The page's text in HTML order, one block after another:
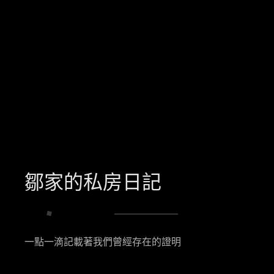
鄒家的私房日記
一點一滴記載著我們曾經存在的證明